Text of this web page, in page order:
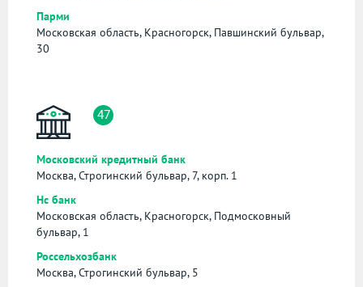
Парми
Московская область, Красногорск, Павшинский бульвар,
30
47
Московский кредитный банк
Москва, Строгинский бульвар, 7, корп. 1
Нс банк
Московская область, Красногорск, Подмосковный
бульвар, 1
Россельхозбанк
Москва, Строгинский бульвар, 5